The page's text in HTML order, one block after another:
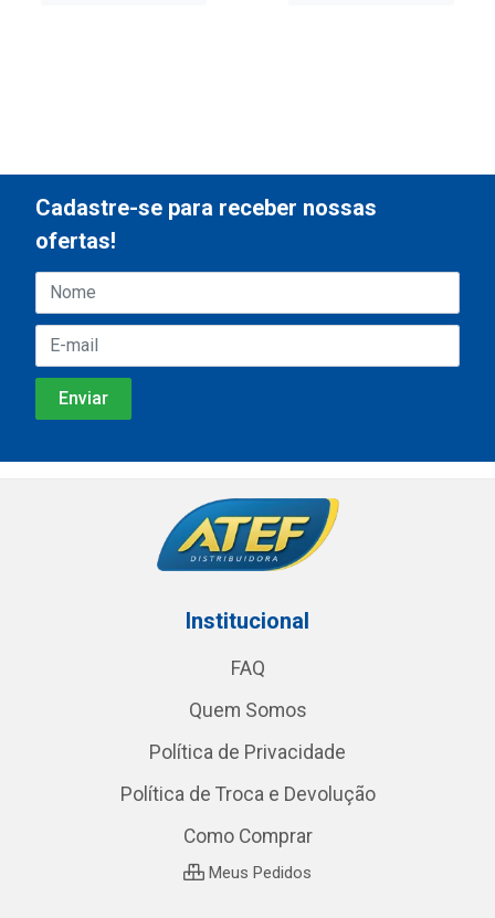
Cadastre-se para receber nossas
ofertas!
Institucional
FAQ
Quem Somos
Política de Privacidade
Política de Troca e Devolução
Como Comprar
Meus Pedidos